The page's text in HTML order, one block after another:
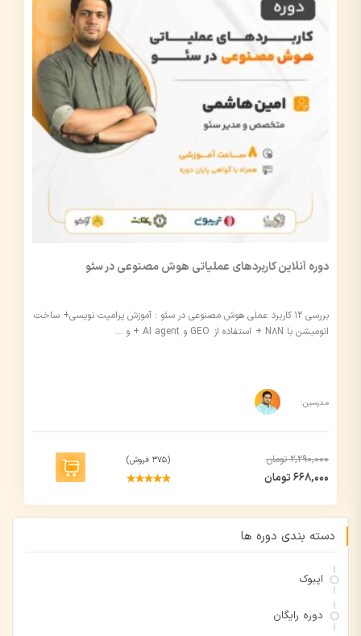
دوره آنلاین کاربردهای عملیاتی هوش مصنوعی در سئو
بررسی 12 کاربرد عملی هوش مصنوعی در سئو : آموزش پرامپت نویسی+ ساخت
اتومیشن با N8N + استفاده از GEO و AI agent + و ...
مدرسین:
2,290,000 تومان
668,000 تومان
(375 فروش)
دسته‌ بندی دوره ها
ایبوک
دوره رایگان